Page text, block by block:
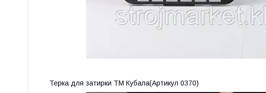
Терка для затирки ТМ Кубала(Артикул 0370)